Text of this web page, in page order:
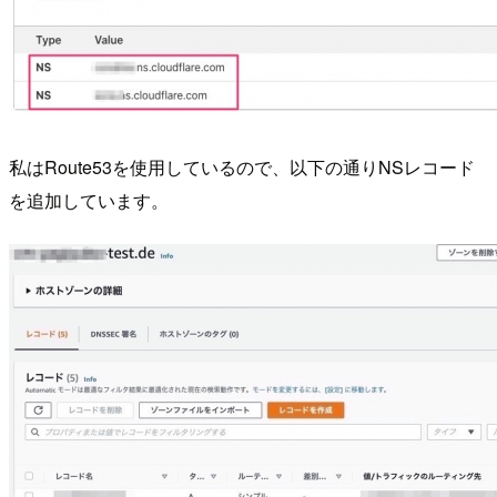
私はRoute53を使用しているので、以下の通りNSレコード
を追加しています。